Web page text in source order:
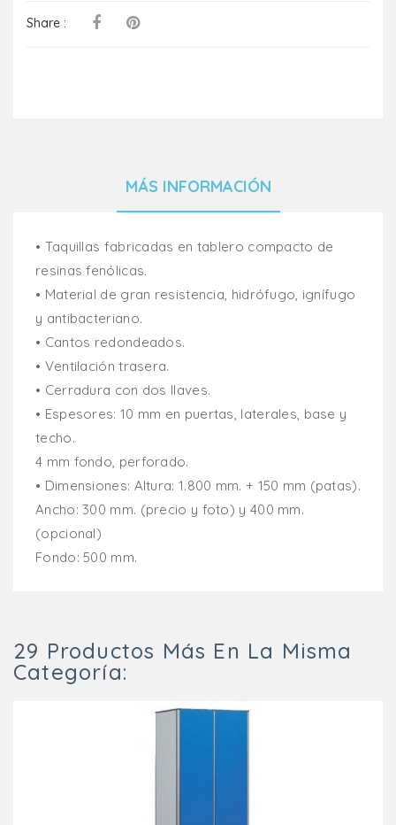
Share :
MÁS INFORMACIÓN
• Taquillas fabricadas en tablero compacto de
resinas fenólicas.
• Material de gran resistencia, hidrófugo, ignífugo
y antibacteriano.
• Cantos redondeados.
• Ventilación trasera.
• Cerradura con dos llaves.
• Espesores: 10 mm en puertas, laterales, base y
techo.
4 mm fondo, perforado.
• Dimensiones: Altura: 1.800 mm. + 150 mm (patas).
Ancho: 300 mm. (precio y foto) y 400 mm.
(opcional)
Fondo: 500 mm.
29 Productos Más En La Misma
Categoría: